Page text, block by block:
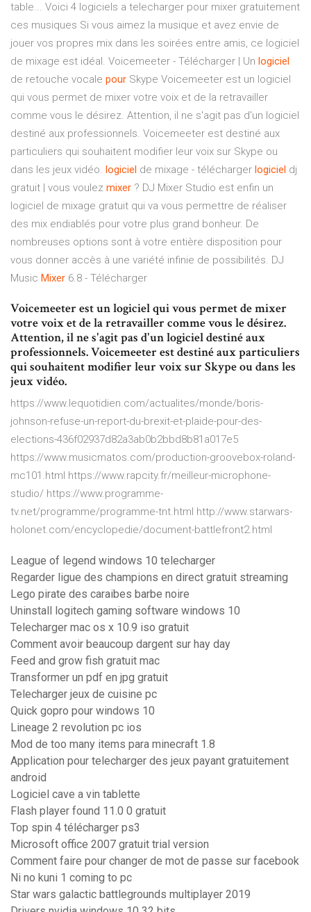
table... Voici 4 logiciels a telecharger pour mixer gratuitement
ces musiques Si vous aimez la musique et avez envie de
jouer vos propres mix dans les soirées entre amis, ce logiciel
de mixage est idéal. Voicemeeter - Télécharger | Un logiciel
de retouche vocale pour Skype Voicemeeter est un logiciel
qui vous permet de mixer votre voix et de la retravailler
comme vous le désirez. Attention, il ne s'agit pas d'un logiciel
destiné aux professionnels. Voicemeeter est destiné aux
particuliers qui souhaitent modifier leur voix sur Skype ou
dans les jeux vidéo. logiciel de mixage - télécharger logiciel dj
gratuit | vous voulez mixer ? DJ Mixer Studio est enfin un
logiciel de mixage gratuit qui va vous permettre de réaliser
des mix endiablés pour votre plus grand bonheur. De
nombreuses options sont à votre entière disposition pour
vous donner accès à une variété infinie de possibilités. DJ
Music Mixer 6.8 - Télécharger
Voicemeeter est un logiciel qui vous permet de mixer
votre voix et de la retravailler comme vous le désirez.
Attention, il ne s'agit pas d'un logiciel destiné aux
professionnels. Voicemeeter est destiné aux particuliers
qui souhaitent modifier leur voix sur Skype ou dans les
jeux vidéo.
https://www.lequotidien.com/actualites/monde/boris-
johnson-refuse-un-report-du-brexit-et-plaide-pour-des-
elections-436f02937d82a3ab0b2bbd8b81a017e5
https://www.musicmatos.com/production-groovebox-roland-
mc101.html https://www.rapcity.fr/meilleur-microphone-
studio/ https://www.programme-
tv.net/programme/programme-tnt.html http://www.starwars-
holonet.com/encyclopedie/document-battlefront2.html
League of legend windows 10 telecharger
Regarder ligue des champions en direct gratuit streaming
Lego pirate des caraibes barbe noire
Uninstall logitech gaming software windows 10
Telecharger mac os x 10.9 iso gratuit
Comment avoir beaucoup dargent sur hay day
Feed and grow fish gratuit mac
Transformer un pdf en jpg gratuit
Telecharger jeux de cuisine pc
Quick gopro pour windows 10
Lineage 2 revolution pc ios
Mod de too many items para minecraft 1.8
Application pour telecharger des jeux payant gratuitement
android
Logiciel cave a vin tablette
Flash player found 11.0 0 gratuit
Top spin 4 télécharger ps3
Microsoft office 2007 gratuit trial version
Comment faire pour changer de mot de passe sur facebook
Ni no kuni 1 coming to pc
Star wars galactic battlegrounds multiplayer 2019